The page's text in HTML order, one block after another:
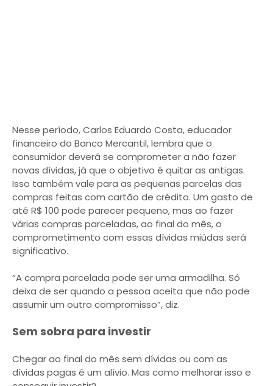
Nesse período, Carlos Eduardo Costa, educador
financeiro do Banco Mercantil, lembra que o
consumidor deverá se comprometer a não fazer
novas dívidas, já que o objetivo é quitar as antigas.
Isso também vale para as pequenas parcelas das
compras feitas com cartão de crédito. Um gasto de
até R$ 100 pode parecer pequeno, mas ao fazer
várias compras parceladas, ao final do mês, o
comprometimento com essas dívidas miúdas será
significativo.
“A compra parcelada pode ser uma armadilha. Só
deixa de ser quando a pessoa aceita que não pode
assumir um outro compromisso”, diz.
Sem sobra para investir
Chegar ao final do mês sem dívidas ou com as
dívidas pagas é um alívio. Mas como melhorar isso e